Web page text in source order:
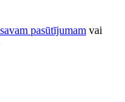
pasūtījumam vai